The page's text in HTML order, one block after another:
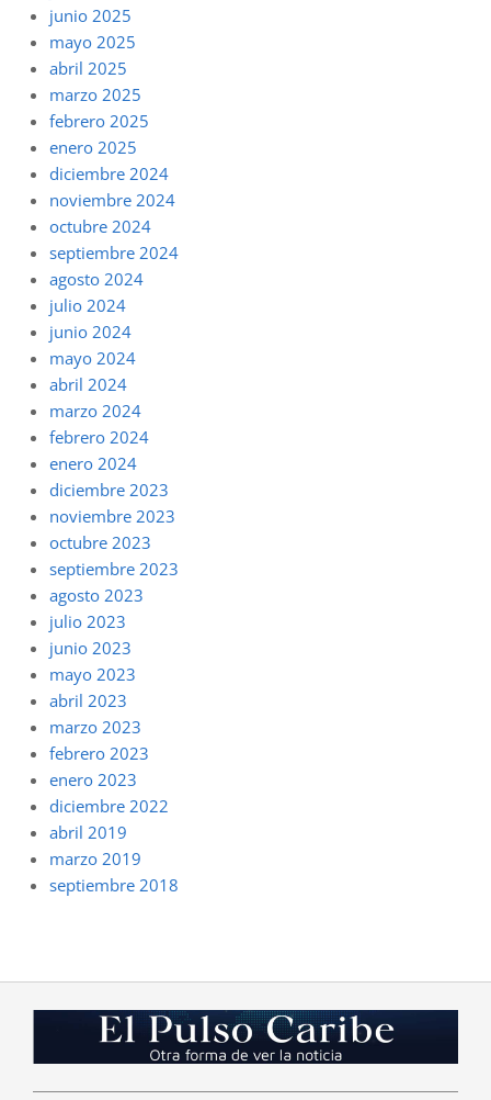
junio 2025
mayo 2025
abril 2025
marzo 2025
febrero 2025
enero 2025
diciembre 2024
noviembre 2024
octubre 2024
septiembre 2024
agosto 2024
julio 2024
junio 2024
mayo 2024
abril 2024
marzo 2024
febrero 2024
enero 2024
diciembre 2023
noviembre 2023
octubre 2023
septiembre 2023
agosto 2023
julio 2023
junio 2023
mayo 2023
abril 2023
marzo 2023
febrero 2023
enero 2023
diciembre 2022
abril 2019
marzo 2019
septiembre 2018